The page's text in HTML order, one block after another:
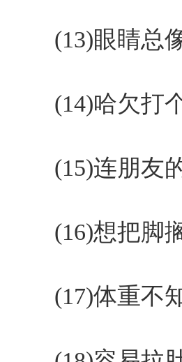
(13)眼睛总像
(14)哈欠打个
(15)连朋友的
(16)想把脚搁
(17)体重不知